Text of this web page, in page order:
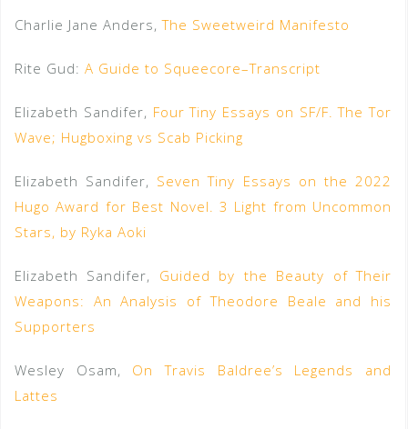
Charlie Jane Anders,The Sweetweird Manifesto
Rite Gud: A Guide to Squeecore–Transcript
Elizabeth Sandifer, Four Tiny Essays on SF/F. The Tor
Wave; Hugboxing vs Scab Picking
Elizabeth Sandifer, Seven Tiny Essays on the 2022
Hugo Award for Best Novel. 3 Light from Uncommon
Stars, by Ryka Aoki
Elizabeth Sandifer, Guided by the Beauty of Their
Weapons: An Analysis of Theodore Beale and his
Supporters
Wesley Osam, On Travis Baldree’s Legends and
Lattes